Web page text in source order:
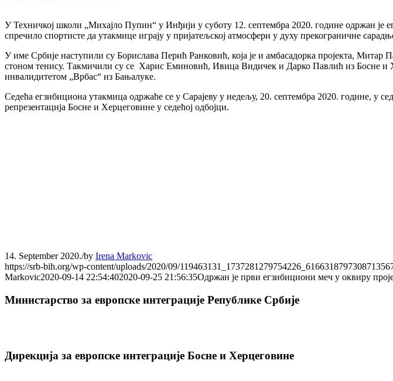
У Техничкој школи „Михајло Пупин“ у Инђији у суботу 12. септембра 2020. године одржан је
спречило спортисте да утакмице играју у пријатељској атмосфери у духу прекограничне
У име Србије наступили су Борислава Перић Ранковић, која је и амбасадорка пројекта,
стоном тенису. Такмичили су се Харис Еминовић, Ивица Видичек и Дарко Павлић из Босне и
инвалидитетом „Врбас“ из Бањалуке.
Седећа егзибициона утакмица одржаће се у Сарајеву у недељу, 20. септембра 2020. године, у
репрезентација Босне и Херцеговине у седећој одбојци.
14. September 2020./by Irena Markovic
https://srb-bih.org/wp-content/uploads/2020/09/
Markovic2020-09-14 22:54:402020-09-25 21:56:35Одржан је први егзибициони меч у оквиру
Министарство за европске интеграције Републике Србије
Дирекција за европске интеграције Босне и Херцеговине